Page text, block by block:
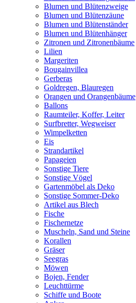
Blumen und Blütenzweige
Blumen und Blütenzäune
Blumen und Blütenständer
Blumen und Blütenhänger
Zitronen und Zitronenbäume
Lilien
Margeriten
Bougainvillea
Gerberas
Goldregen, Blauregen
Orangen und Orangenbäume
Ballons
Raumteiler, Koffer, Leiter
Surfbretter, Wegweiser
Wimpelketten
Eis
Strandartikel
Papageien
Sonstige Tiere
Sonstige Vögel
Gartenmöbel als Deko
Sonstige Sommer-Deko
Artikel aus Blech
Fische
Fischernetze
Muscheln, Sand und Steine
Korallen
Gräser
Seegras
Möwen
Bojen, Fender
Leuchttürme
Schiffe und Boote